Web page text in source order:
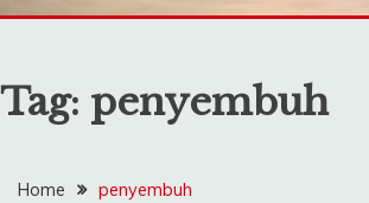
Tag: penyembuh
Home penyembuh